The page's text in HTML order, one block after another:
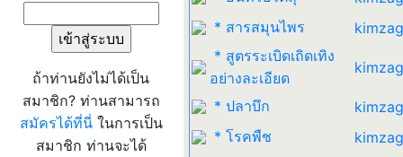
ถ้าท่านยังไม่ได้เป็น
สมาชิก? ท่านสามารถ
สมัครได้ที่นี่ในการเป็น
สมาชิก ท่านจะได้
* สารสมุนไพร
* สูตรระเบิดเถิดเทิง
อย่างละเอียด
* ปลาบึก
* โรคพืช